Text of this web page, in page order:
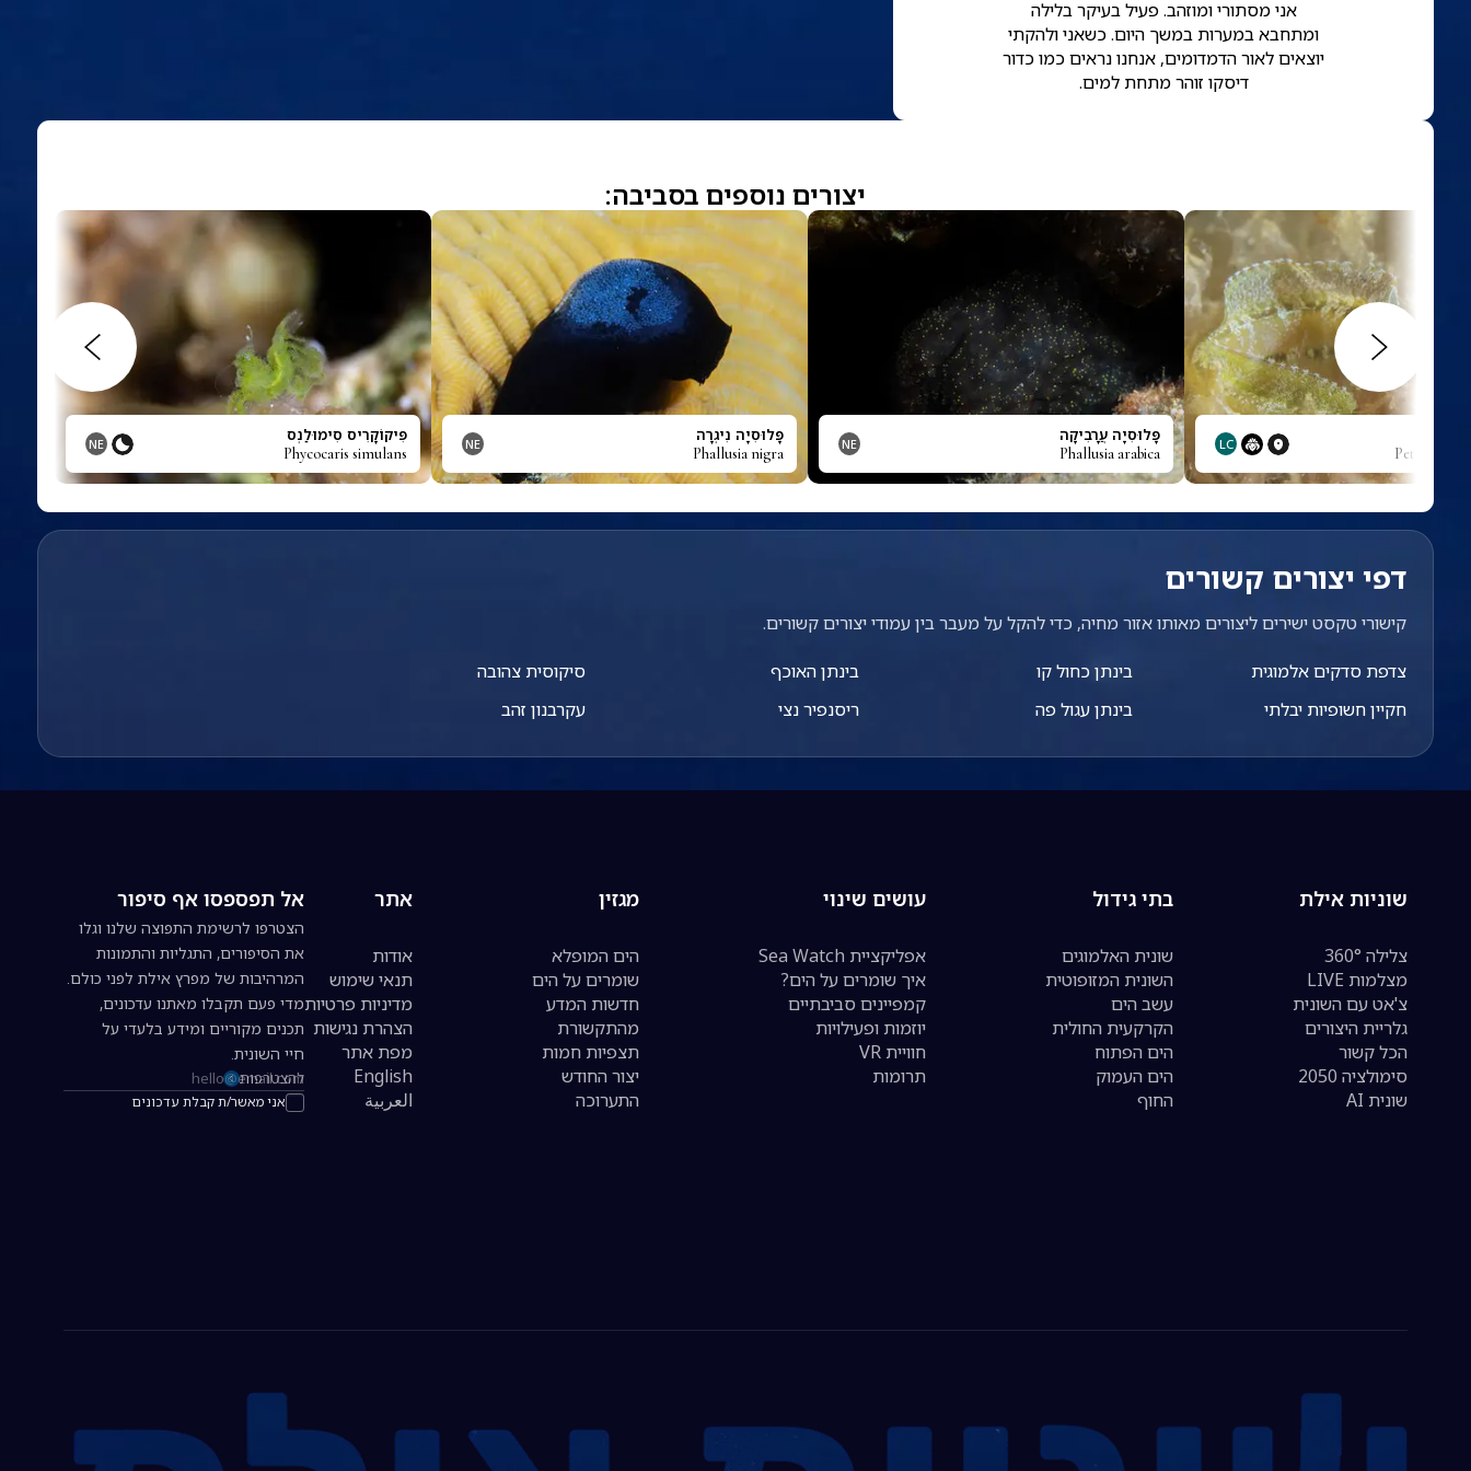
אני מסתורי ומוזהב. פעיל בעיקר בלילה
ומתחבא במערות במשך היום. כשאני ולהקתי
יוצאים לאור הדמדומים, אנחנו נראים כמו כדור
דיסקו זוהר מתחת למים.
יצורים נוספים בסביבה:
LC פָּלוּסִיָה עֲרָבִיקָה
Phallusia arabica
NE פָּלוּסִיָה נִיגְרָה
Phallusia nigra
NE פִּיקוֹקָרִיס סִימוּלַנְס
Phycocaris simulans
NE
דפי יצורים קשורים
קישורי טקסט ישירים ליצורים מאותו אזור מחיה, כדי להקל על מעבר בין עמודי יצורים קשורים.
צדפת סדקים אלמוגית
חקיין חשופיות יבלתי
בינתן כחול קו
בינתן עגול פה
בינתן האוכף
ריסנפיר נצי
סיקוסית צהובה
עקרבנון זהב
שוניות אילת
צלילה 360°
מצלמות LIVE
צ'אט עם השונית
גלריית היצורים
הכל קשור
סימולציה 2050
שונית AI
בתי גידול
שונית האלמוגים
השונית המזופוטית
עשב הים
הקרקעית החולית
הים הפתוח
הים העמוק
החוף
עושים שינוי
אפליקציית Sea Watch
איך שומרים על הים?
קמפיינים סביבתיים
יוזמות ופעילויות
חוויית VR
תרומות
מגזין
הים המופלא
שומרים על הים
חדשות המדע
מהתקשורת
תצפיות חמות
יצור החודש
התערוכה
אתר
אודות
תנאי שימוש
מדיניות פרטיות
הצהרת נגישות
מפת אתר
English
العربية
אל תפספסו אף סיפור
הצטרפו לרשימת התפוצה שלנו וגלו
את הסיפורים, התגליות והתמונות
המרהיבות של מפרץ אילת לפני כולם.
מדי פעם תקבלו מאתנו עדכונים,
תכנים מקוריים ומידע בלעדי על
חיי השונית.
כתובת אימייל להרשמה לניוזלטר
אני מאשר/ת קבלת עדכונים
להצטרפות